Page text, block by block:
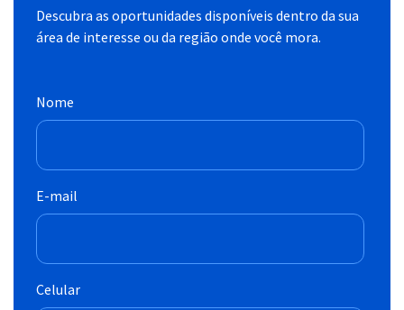
Descubra as oportunidades disponíveis dentro da sua
área de interesse ou da região onde você mora.
Nome
E-mail
Celular